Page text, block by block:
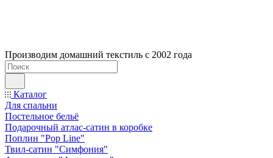
Производим домашний текстиль с 2002 года
Каталог
Для спальни
Постельное бельё
Подарочный атлас-сатин в коробке
Поплин "Pop Line"
Твил-сатин "Симфония"